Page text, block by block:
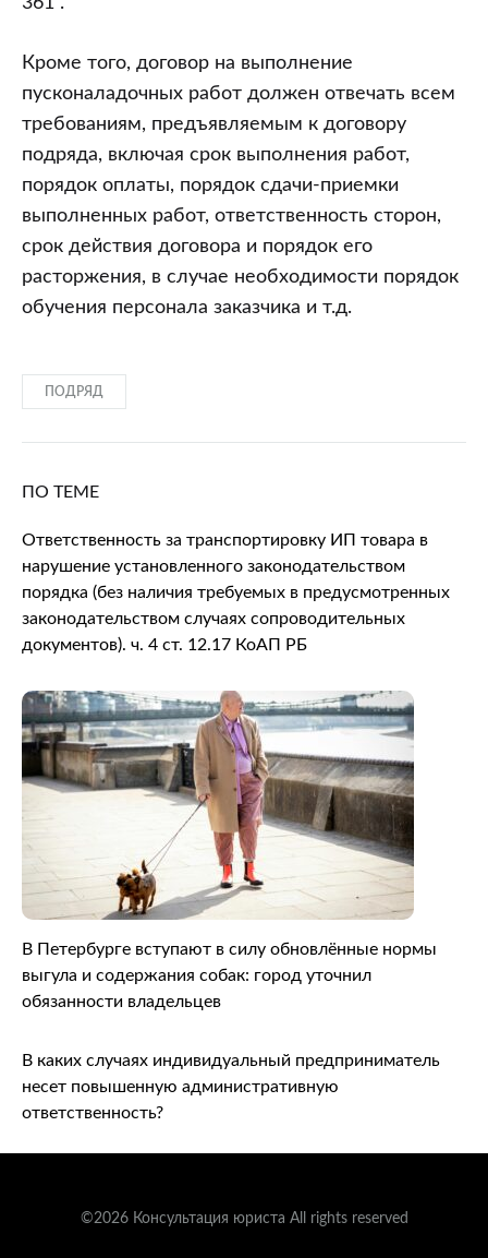
Кроме того, договор на выполнение
пусконаладочных работ должен отвечать всем
требованиям, предъявляемым к договору
подряда, включая срок выполнения работ,
порядок оплаты, порядок сдачи-приемки
выполненных работ, ответственность сторон,
срок действия договора и порядок его
расторжения, в случае необходимости порядок
обучения персонала заказчика и т.д.
ПОДРЯД
ПО ТЕМЕ
Ответственность за транспортировку ИП товара в
нарушение установленного законодательством
порядка (без наличия требуемых в предусмотренных
законодательством случаях сопроводительных
документов). ч. 4 ст. 12.17 КоАП РБ
В Петербурге вступают в силу обновлённые нормы
выгула и содержания собак: город уточнил
обязанности владельцев
В каких случаях индивидуальный предприниматель
несет повышенную административную
ответственность?
©2026 Консультация юриста All rights reserved